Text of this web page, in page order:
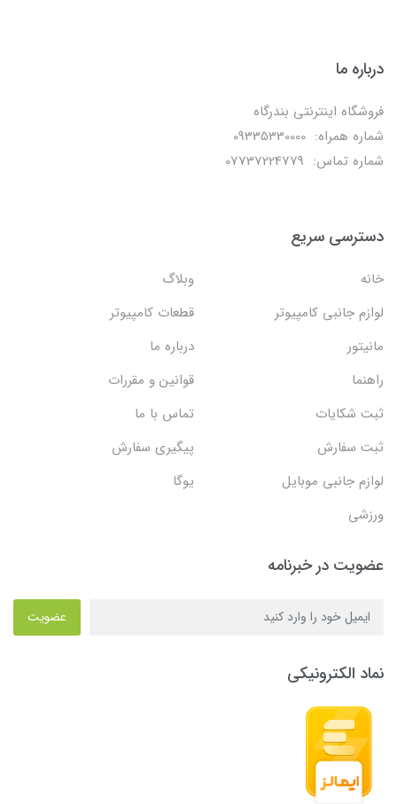
درباره ما
فروشگاه اینترنتی بندرگاه
شماره همراه: 09335330000
شماره تماس: 07737224779
دسترسی سریع
خانه
وبلاگ
لوازم جانبی کامپیوتر
قطعات کامپیوتر
مانیتور
درباره ما
راهنما
قوانین و مقررات
ثبت شکایات
تماس با ما
ثبت سفارش
پیگیری سفارش
لوازم جانبی موبایل
یوگا
ورزشی
عضویت در خبرنامه
عضویت
نماد الکترونیکی